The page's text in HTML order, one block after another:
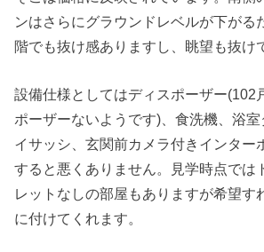
ンはさらにグラウンドレベルが下がる
階でも抜け感ありますし、眺望も抜け
設備仕様としてはディスポーザー(102
ポーザーないようです)、食洗機、浴
イサッシ、玄関前カメラ付きインター
すると悪くありません。見学時点では
レットなしの部屋もありますが希望す
に付けてくれます。